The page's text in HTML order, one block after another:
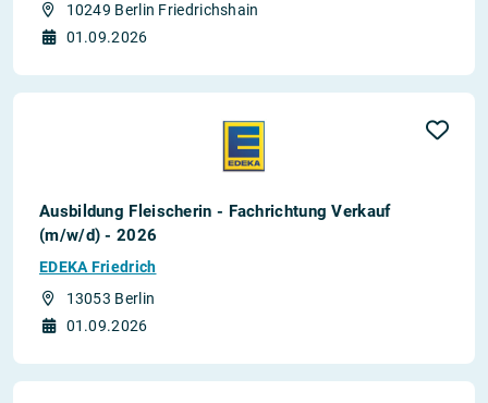
10249 Berlin Friedrichshain
01.09.2026
Ausbildung Fleischerin - Fachrichtung Verkauf
(m/w/d) - 2026
EDEKA Friedrich
13053 Berlin
01.09.2026